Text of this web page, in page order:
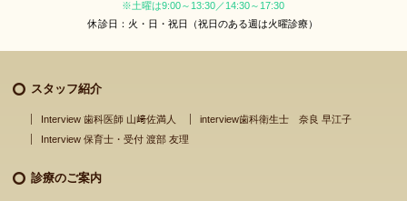
※土曜は9:00～13:30／14:30～17:30
休診日：火・日・祝日（祝日のある週は火曜診療）
スタッフ紹介
Interview 歯科医師 山﨑佐満人
interview歯科衛生士 奈良 早江子
Interview 保育士・受付 渡部 友理
診療のご案内